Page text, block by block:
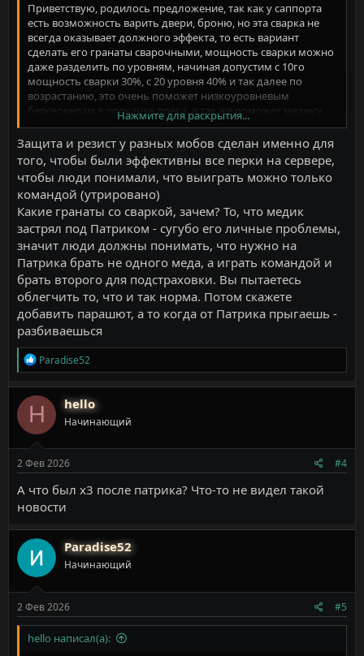
Приветствую, родилось предложение, так как у саппорта
есть возможность варить двери, броню, но эта сварка не
всегда оказывает должного эффекта, то есть вариант
сделать его гранаты сварочными, мощность сварки можно
даже разделить по уровням, начиная допустим с 10го
мощность сварки 30%, с 20 уровня 40% и так далее по
возрастанию, это очень поможет низкоуровневым
берсеркерам в прокачке прека, а так же поможет медику
который застрял под патриархом на волне босса, так же
предлагаю снизить резист к взрывам у таких мобов как
банши и сталкер, либо убрать его совсем, так как стало
тяжко из-за того что данные мобы глотают урон от
подрывных оружий давая тем самым пройти более
крупным поближе, еще хотелось бы предложить добавить
командосу портальную турельку, так сказать разнообразие
геймплея и доп. защита от шиверов, тут же хочу
предложить сделать маулерам урон по заваренной двери,
так как они его не наносят по ней совсем по какой-то
причине.
Нажмите для раскрытия...
Защита и резист у разных мобов сделан именно для
того, чтобы были эффективны все перки на сервере,
чтобы люди понимали, что выиграть можно только
командой (утрировано)
Какие гранаты со сваркой, зачем? То, что медик
застрял под Патриком - сугубо его личные проблемы,
значит люди должны понимать, что нужно на
Патрика брать не одного меда, а играть командой и
брать второго для подстраховки. Вы пытаетесь
облегчить то, что и так норма. Потом скажете
добавить парашют, а то когда от Патрика прыгаешь -
разбиваешься
Р
е
а
к
ц
и
и
Paradise52
H hello
Начинающий
2 Фев 2026 #4
А что был х3 после патрика? Что-то не видел такой
новости
Paradise52
Начинающий
2 Фев 2026 #5
hello написал(а):